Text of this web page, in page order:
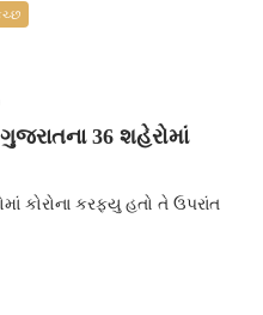
36 શહેરોમાં
કોરોના કરફ્યુ હતો તે ઉપરાંત